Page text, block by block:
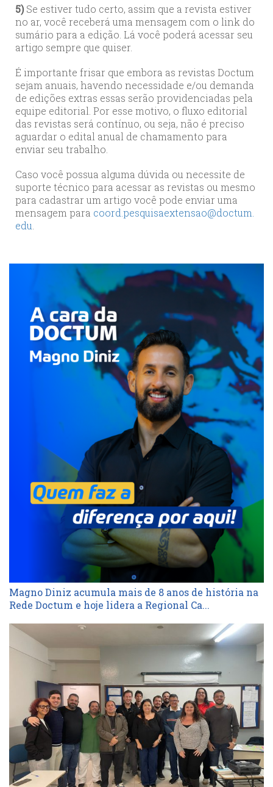
5)Se estiver tudo certo, assim que a revista estiver
no ar, você receberá uma mensagem com o link do
sumário para a edição. Lá você poderá acessar seu
artigo sempre que quiser.
É importante frisar que embora as revistas Doctum
sejam anuais, havendo necessidade e/ou demanda
de edições extras essas serão providenciadas pela
equipe editorial. Por esse motivo, o fluxo editorial
das revistas será contínuo, ou seja, não é preciso
aguardar o edital anual de chamamento para
enviar seu trabalho.
Caso você possua alguma dúvida ou necessite de
suporte técnico para acessar as revistas ou mesmo
para cadastrar um artigo você pode enviar uma
mensagem para coord.pesquisaextensao@doctum.
edu
Magno Diniz acumula mais de 8 anos de história na
Rede Doctum e hoje lidera a Regional Ca...